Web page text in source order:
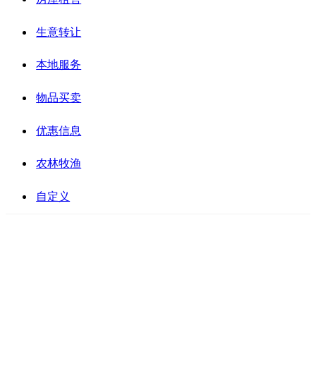
生意转让
本地服务
物品买卖
优惠信息
农林牧渔
自定义